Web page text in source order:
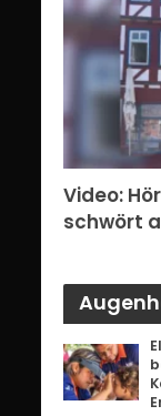
Video:
schwört